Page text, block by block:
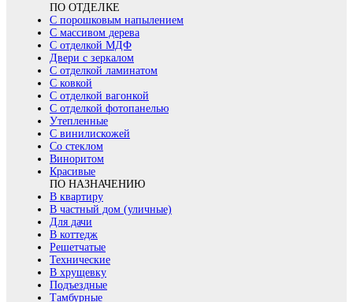
ПО ОТДЕЛКЕ
С порошковым напылением
С массивом дерева
С отделкой МДФ
Двери с зеркалом
С отделкой ламинатом
С ковкой
С отделкой вагонкой
С отделкой фотопанелью
Утепленные
С винилискожей
Со стеклом
Виноритом
Красивые
ПО НАЗНАЧЕНИЮ
В квартиру
В частный дом (уличные)
Для дачи
В коттедж
Решетчатые
Технические
В хрущевку
Подъездные
Тамбурные